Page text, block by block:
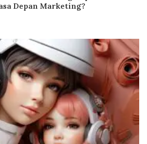
Depan Marketing?